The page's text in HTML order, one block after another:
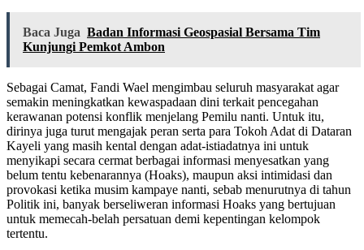
Baca Juga Badan Informasi Geospasial Bersama Tim
Kunjungi Pemkot Ambon
Sebagai Camat, Fandi Wael mengimbau seluruh masyarakat agar
semakin meningkatkan kewaspadaan dini terkait pencegahan
kerawanan potensi konflik menjelang Pemilu nanti. Untuk itu,
dirinya juga turut mengajak peran serta para Tokoh Adat di Dataran
Kayeli yang masih kental dengan adat-istiadatnya ini untuk
menyikapi secara cermat berbagai informasi menyesatkan yang
belum tentu kebenarannya (Hoaks), maupun aksi intimidasi dan
provokasi ketika musim kampaye nanti, sebab menurutnya di tahun
Politik ini, banyak berseliweran informasi Hoaks yang bertujuan
untuk memecah-belah persatuan demi kepentingan kelompok
tertentu.